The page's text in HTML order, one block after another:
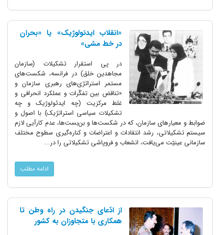
«انقلاب‌ ایدئولوژیک» یا «بحران
در خط مشی»
در پی استقرار تشکیلات (سازمان
مجاهدین خلق) در فرانسه، شکست‌های
مستمر استراتژی‌های رهبری سازمان و
«تناقض بین تفکّرات و عملکرد انحرافی و
غلط مرکزیت (چه ایدئولوژیک و چه
تشکیلات سیاسی استراتژیک) با اصول و
ضوابط و معیارهای سازمان، که در شکست‌ها و بن‌بست‌ها، عدم کارآیی لازم
سیستم تشکیلاتی، رشد انتقادات و اعتراضات و کناره‌گیری سطوح مختلف
سازمانی عینیّت می‌یافت، انشعاب و فروپاشی تشکیلاتی را در...
ادامه مطلب
از ادّعای جنگیدن در راه وطن تا
همکاری با متجاوزان به کشور